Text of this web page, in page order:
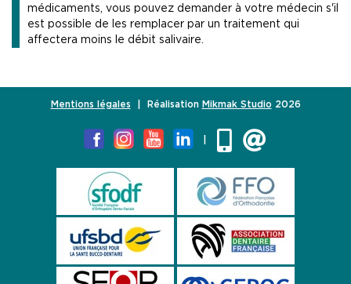
médicaments, vous pouvez demander à votre médecin s'il
est possible de les remplacer par un traitement qui
affectera moins le débit salivaire.
Mentions légales | Réalisation Mikmak Studio 2026